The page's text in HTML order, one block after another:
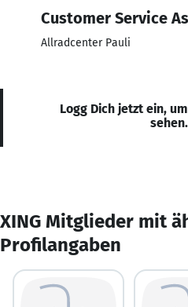
Customer Service
Allradcenter Pauli
Logg Dich jetzt ein,
sehen.
XING Mitglieder mit
Profilangaben